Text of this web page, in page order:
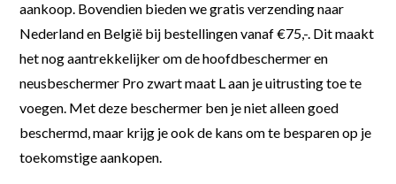
aankoop. Bovendien bieden we gratis verzending naar
Nederland en België bij bestellingen vanaf €75,-. Dit maakt
het nog aantrekkelijker om de hoofdbeschermer en
neusbeschermer Pro zwart maat L aan je uitrusting toe te
voegen. Met deze beschermer ben je niet alleen goed
beschermd, maar krijg je ook de kans om te besparen op je
toekomstige aankopen.